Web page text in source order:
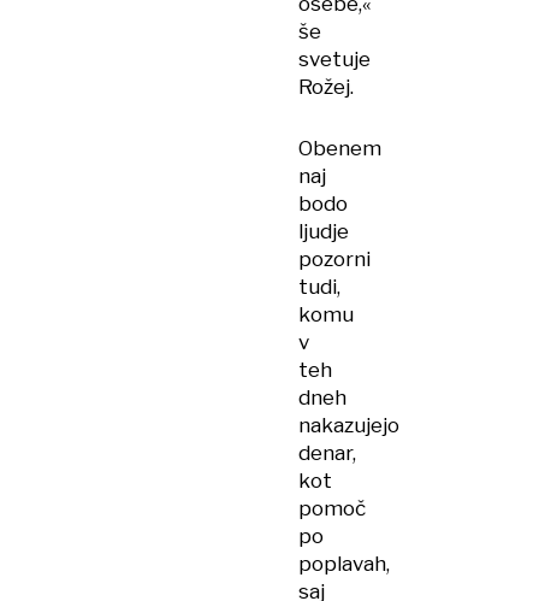
še
svetuje
Rožej.
Obenem
naj
bodo
ljudje
pozorni
tudi,
komu
v
teh
dneh
nakazujejo
denar,
kot
pomoč
po
poplavah,
saj